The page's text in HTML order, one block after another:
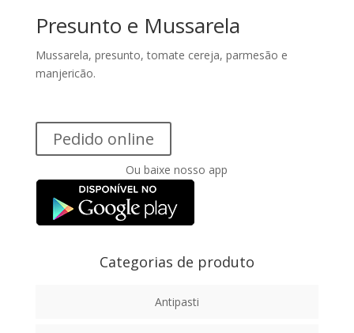
Presunto e Mussarela
Mussarela, presunto, tomate cereja, parmesão e
manjericão.
Pedido online
Ou baixe nosso app
Categorias de produto
Antipasti